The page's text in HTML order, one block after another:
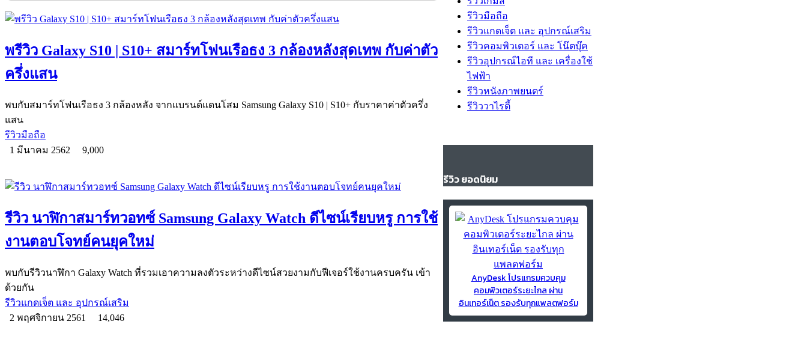
พรีวิว Galaxy S10 | S10+ สมาร์ทโฟนเรือธง 3 กล้องหลังสุดเทพ กับค่าตัว
ครึ่งแสน
พบกับสมาร์ทโฟนเรือธง 3 กล้องหลัง จากแบรนด์แดนโสม Samsung Galaxy S10 | S10+ กับราคาค่าตัวครึ่ง
แสน
รีวิวมือถือ
1 มีนาคม 2562
9,000
รีวิว นาฬิกาสมาร์ทวอทซ์ Samsung Galaxy Watch ดีไซน์เรียบหรู การใช้
งานตอบโจทย์คนยุคใหม่
พบกับรีวิวนาฬิกา Galaxy Watch ที่รวมเอาความลงตัวระหว่างดีไซน์สวยงามกับฟีเจอร์ใช้งานครบครัน เข้า
ด้วยกัน
รีวิวแกดเจ็ต และ อุปกรณ์เสริม
2 พฤศจิกายน 2561
14,046
รีวิวมือถือ
รีวิวแกดเจ็ต และ อุปกรณ์เสริม
รีวิวคอมพิวเตอร์ และ โน๊ตบุ๊ค
รีวิวอุปกรณ์ไอที และ เครื่องใช้
ไฟฟ้า
รีวิวหนังภาพยนตร์
รีวิววาไรตี้
รีวิว ยอดนิยม
AnyDesk โปรแกรมควบคุม
คอมพิวเตอร์ระยะไกล ผ่าน
อินเทอร์เน็ต รองรับทุกแพลตฟอร์ม